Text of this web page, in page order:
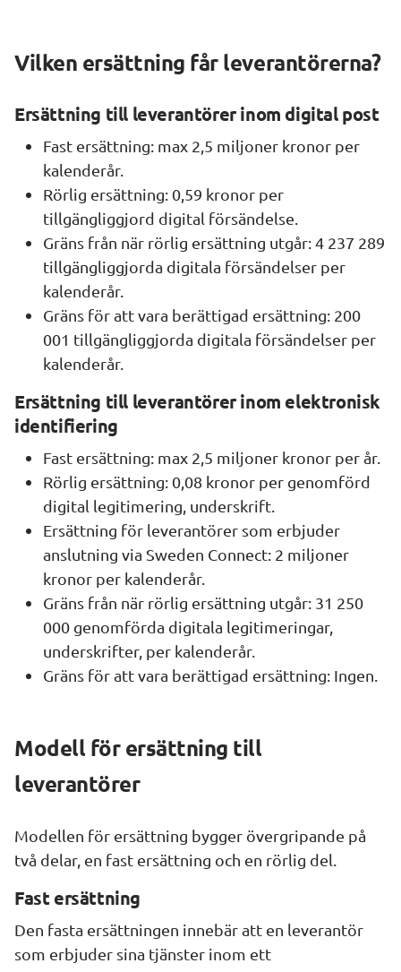
Vilken ersättning får leverantörerna?
Ersättning till leverantörer inom digital post
Fast ersättning: max 2,5 miljoner kronor per
kalenderår.
Rörlig ersättning: 0,59 kronor per
tillgängliggjord digital försändelse.
Gräns från när rörlig ersättning utgår: 4 237 289
tillgängliggjorda digitala försändelser per
kalenderår.
Gräns för att vara berättigad ersättning: 200
001 tillgängliggjorda digitala försändelser per
kalenderår.
Ersättning till leverantörer inom elektronisk
identifiering
Fast ersättning: max 2,5 miljoner kronor per år.
Rörlig ersättning: 0,08 kronor per genomförd
digital legitimering, underskrift.
Ersättning för leverantörer som erbjuder
anslutning via Sweden Connect: 2 miljoner
kronor per kalenderår.
Gräns från när rörlig ersättning utgår: 31 250
000 genomförda digitala legitimeringar,
underskrifter, per kalenderår.
Gräns för att vara berättigad ersättning: Ingen.
Modell för ersättning till
leverantörer
Modellen för ersättning bygger övergripande på
två delar, en fast ersättning och en rörlig del.
Fast ersättning
Den fasta ersättningen innebär att en leverantör
som erbjuder sina tjänster inom ett